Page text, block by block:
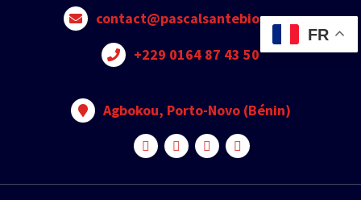
contact@pascalsantebio.com
+229 0164 87 43 50
Agbokou, Porto-Novo (Bénin)
FR